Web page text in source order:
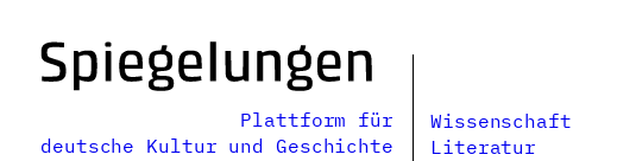
Inhalt
springen
Plattform für
deutsche Kultur und Geschichte
Wissenschaft
Literatur